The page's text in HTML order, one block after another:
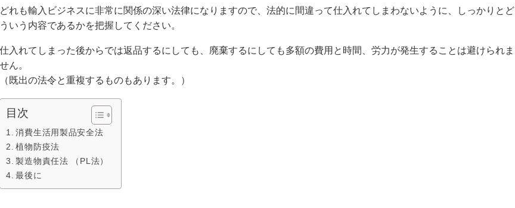
どれも輸入ビジネスに非常に関係の深い法律になりますので、法的に間違って仕入れてしまわないように、しっかりとど
ういう内容であるかを把握してください。
仕入れてしまった後からでは返品するにしても、廃棄するにしても多額の費用と時間、労力が発生することは避けられま
せん。
（既出の法令と重複するものもあります。）
目次
消費生活用製品安全法
植物防疫法
製造物責任法 （PL法）
最後に